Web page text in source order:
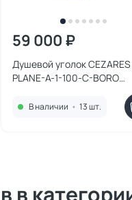
59 000 ₽
Душевой уголок CEZARES
PLANE-A-1-100-C-BORO
золото, стекло
В наличии • 13 шт.
в